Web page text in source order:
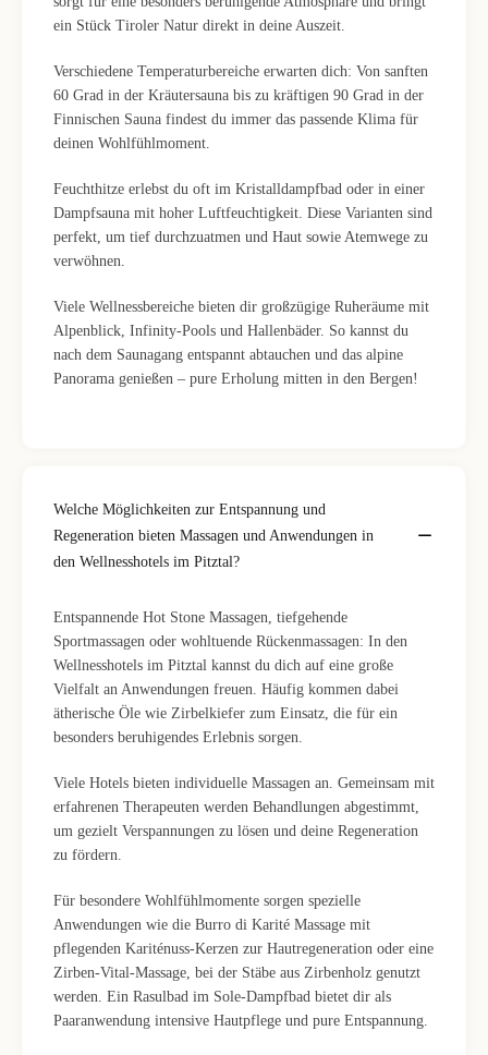
ein Stück Tiroler Natur direkt in deine Auszeit.
Verschiedene Temperaturbereiche erwarten dich: Von sanften
60 Grad in der Kräutersauna bis zu kräftigen 90 Grad in der
Finnischen Sauna findest du immer das passende Klima für
deinen Wohlfühlmoment.
Feuchthitze erlebst du oft im Kristalldampfbad oder in einer
Dampfsauna mit hoher Luftfeuchtigkeit. Diese Varianten sind
perfekt, um tief durchzuatmen und Haut sowie Atemwege zu
verwöhnen.
Viele Wellnessbereiche bieten dir großzügige Ruheräume mit
Alpenblick, Infinity-Pools und Hallenbäder. So kannst du
nach dem Saunagang entspannt abtauchen und das alpine
Panorama genießen – pure Erholung mitten in den Bergen!
Welche Möglichkeiten zur Entspannung und
Regeneration bieten Massagen und Anwendungen in
den Wellnesshotels im Pitztal?
Entspannende Hot Stone Massagen, tiefgehende
Sportmassagen oder wohltuende Rückenmassagen: In den
Wellnesshotels im Pitztal kannst du dich auf eine große
Vielfalt an Anwendungen freuen. Häufig kommen dabei
ätherische Öle wie Zirbelkiefer zum Einsatz, die für ein
besonders beruhigendes Erlebnis sorgen.
Viele Hotels bieten individuelle Massagen an. Gemeinsam mit
erfahrenen Therapeuten werden Behandlungen abgestimmt,
um gezielt Verspannungen zu lösen und deine Regeneration
zu fördern.
Für besondere Wohlfühlmomente sorgen spezielle
Anwendungen wie die Burro di Karité Massage mit
pflegenden Kariténuss-Kerzen zur Hautregeneration oder eine
Zirben-Vital-Massage, bei der Stäbe aus Zirbenholz genutzt
werden. Ein Rasulbad im Sole-Dampfbad bietet dir als
Paaranwendung intensive Hautpflege und pure Entspannung.